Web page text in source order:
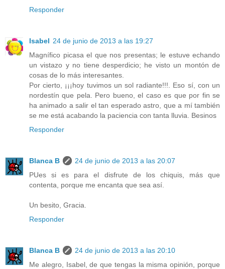
Responder
Isabel 24 de junio de 2013 a las 19:27
Magnífico picasa el que nos presentas; le estuve echando
un vistazo y no tiene desperdicio; he visto un montón de
cosas de lo más interesantes.
Por cierto, ¡¡¡hoy tuvimos un sol radiante!!!. Eso sí, con un
nordestín que pela. Pero bueno, el caso es que por fin se
ha animado a salir el tan esperado astro, que a mí también
se me está acabando la paciencia con tanta lluvia. Besinos
Responder
Blanca B
24 de junio de 2013 a las 20:07
PUes si es para el disfrute de los chiquis, más que
contenta, porque me encanta que sea así.
Un besito, Gracia.
Responder
Blanca B
24 de junio de 2013 a las 20:10
Me alegro, Isabel, de que tengas la misma opinión, porque